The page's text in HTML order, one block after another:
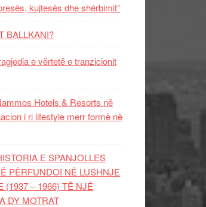
kujtesës dhe shërbimit”
BALLKANI?
e vërtetë e tranzicionit
Hotels & Resorts në
i ri lifestyle merr formë në
E SPANJOLLES
PËRFUNDOI NË LUSHNJE
– 1966) TË NJË
DY MOTRAT